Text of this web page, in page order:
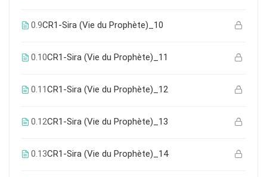
0.9CR1-Sira (Vie du Prophète)_10
0.10CR1-Sira (Vie du Prophète)_11
0.11CR1-Sira (Vie du Prophète)_12
0.12CR1-Sira (Vie du Prophète)_13
0.13CR1-Sira (Vie du Prophète)_14